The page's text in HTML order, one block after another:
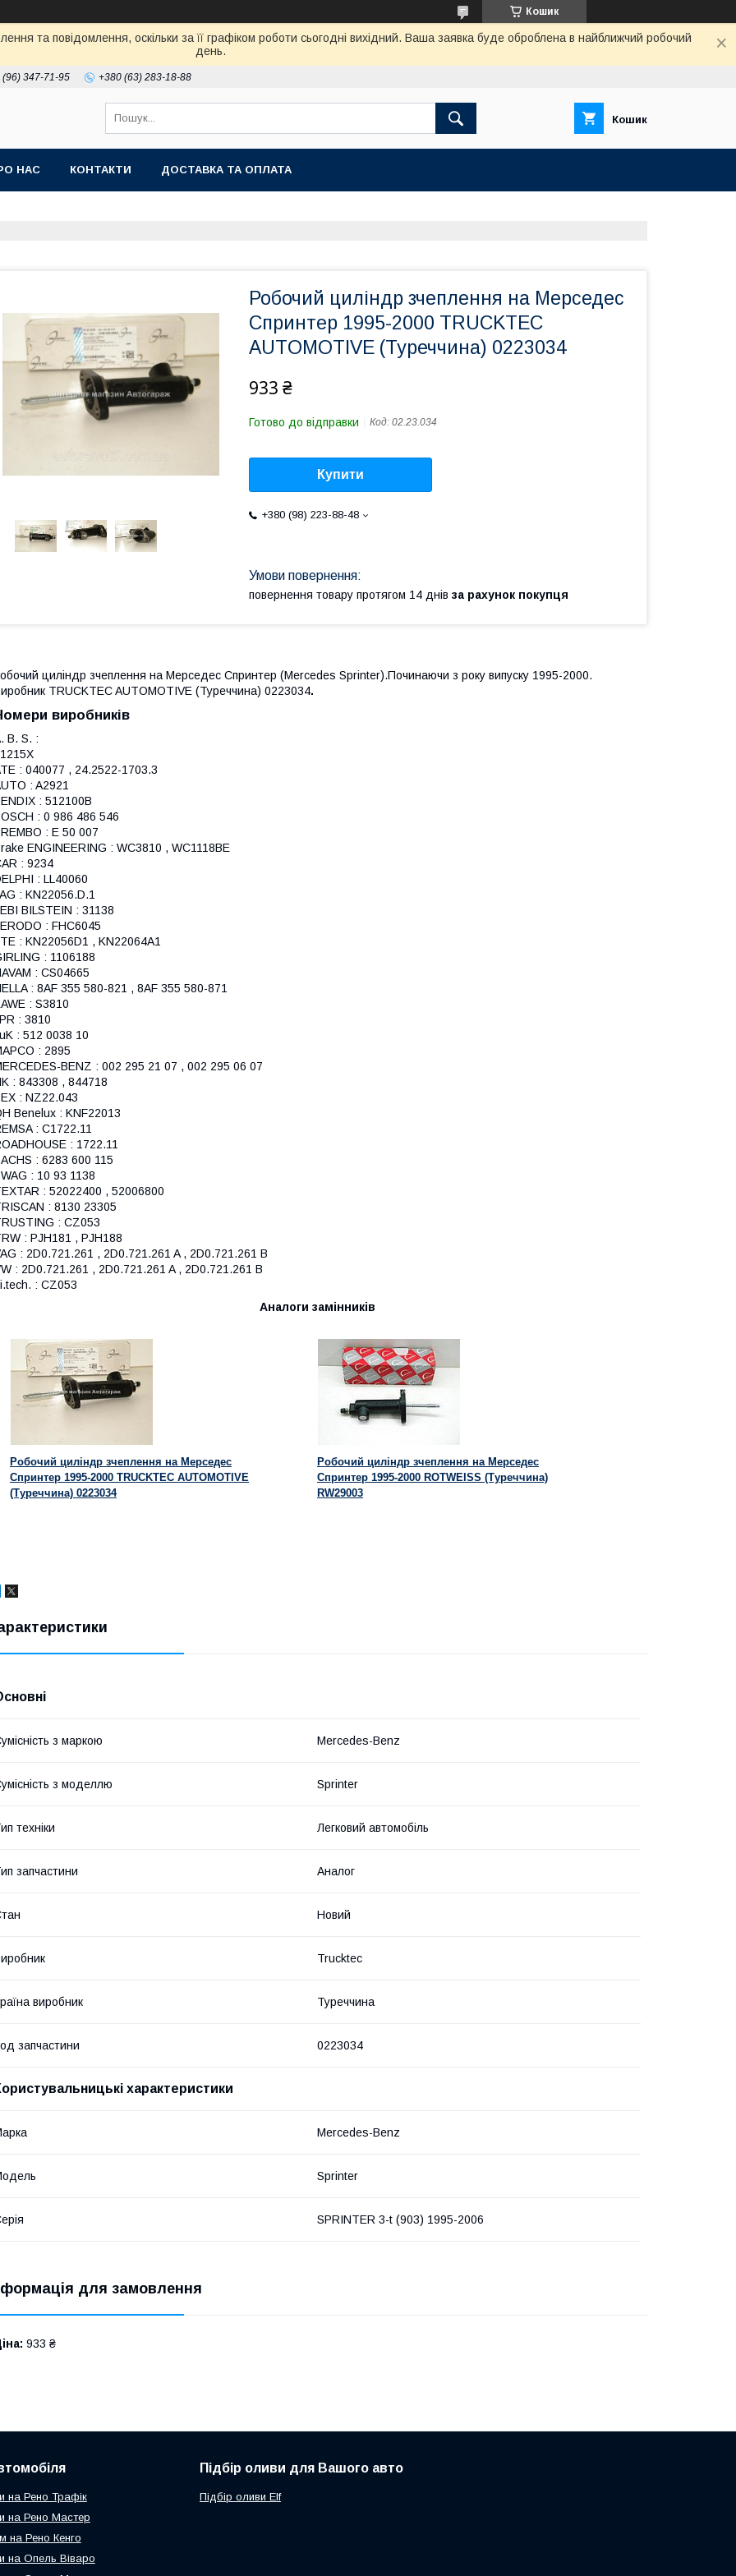
Кошик
та повідомлення, оскільки за її графіком роботи сьогодні вихідний. Ваша заявка буде оброблена в найближчий робочий
день.
(96) 347-71-95 +380 (63) 283-18-88
Кошик
НАС КОНТАКТИ ДОСТАВКА ТА ОПЛАТА
Робочий циліндр зчеплення на Мерседес
Спринтер 1995-2000 TRUCKTEC
AUTOMOTIVE (Туреччина) 0223034
933 ₴
Готово до відправки Код: 02.23.034
Купити
+380 (98) 223-88-48
повернення товару протягом 14 днів за рахунок покупця
циліндр зчеплення на Мерседес Спринтер (Mercedes Sprinter).Починаючи з року випуску 1995-2000.
TRUCKTEC AUTOMOTIVE (Туреччина) 0223034.
виробників
B. S. :
: 040077 , 24.2522-1703.3
: A2921
: 512100B
: 0 986 486 546
: E 50 007
ENGINEERING : WC3810 , WC1118BE
: 9234
: LL40060
: KN22056.D.1
BILSTEIN : 31138
: FHC6045
: KN22056D1 , KN22064A1
: 1106188
: CS04665
: 8AF 355 580-821 , 8AF 355 580-871
: S3810
: 3810
: 512 0038 10
: 2895
BENZ : 002 295 21 07 , 002 295 06 07
: 843308 , 844718
: NZ22.043
Benelux : KNF22013
: C1722.11
: 1722.11
: 6283 600 115
: 10 93 1138
: 52022400 , 52006800
: 8130 23305
: CZ053
: PJH181 , PJH188
: 2D0.721.261 , 2D0.721.261 A , 2D0.721.261 B
: 2D0.721.261 , 2D0.721.261 A , 2D0.721.261 B
: CZ053
Аналоги замінників
Робочий циліндр зчеплення на Мерседес
Спринтер 1995-2000 TRUCKTEC AUTOMOTIVE
(Туреччина) 0223034
Робочий циліндр зчеплення на Мерседес
Спринтер 1995-2000 ROTWEISS (Туреччина)
RW29003
з маркою Mercedes-Benz
з моделлю Sprinter
техніки Легковий автомобіль
запчастини Аналог
Новий
Trucktec
виробник Туреччина
запчастини 0223034
характеристики
Mercedes-Benz
Sprinter
SPRINTER 3-t (903) 1995-2006
для замовлення
933 ₴
на Рено Трафік
на Рено Мастер
на Рено Кенго
на Опель Віваро
Підбір оливи для Вашого авто
Підбір оливи Elf